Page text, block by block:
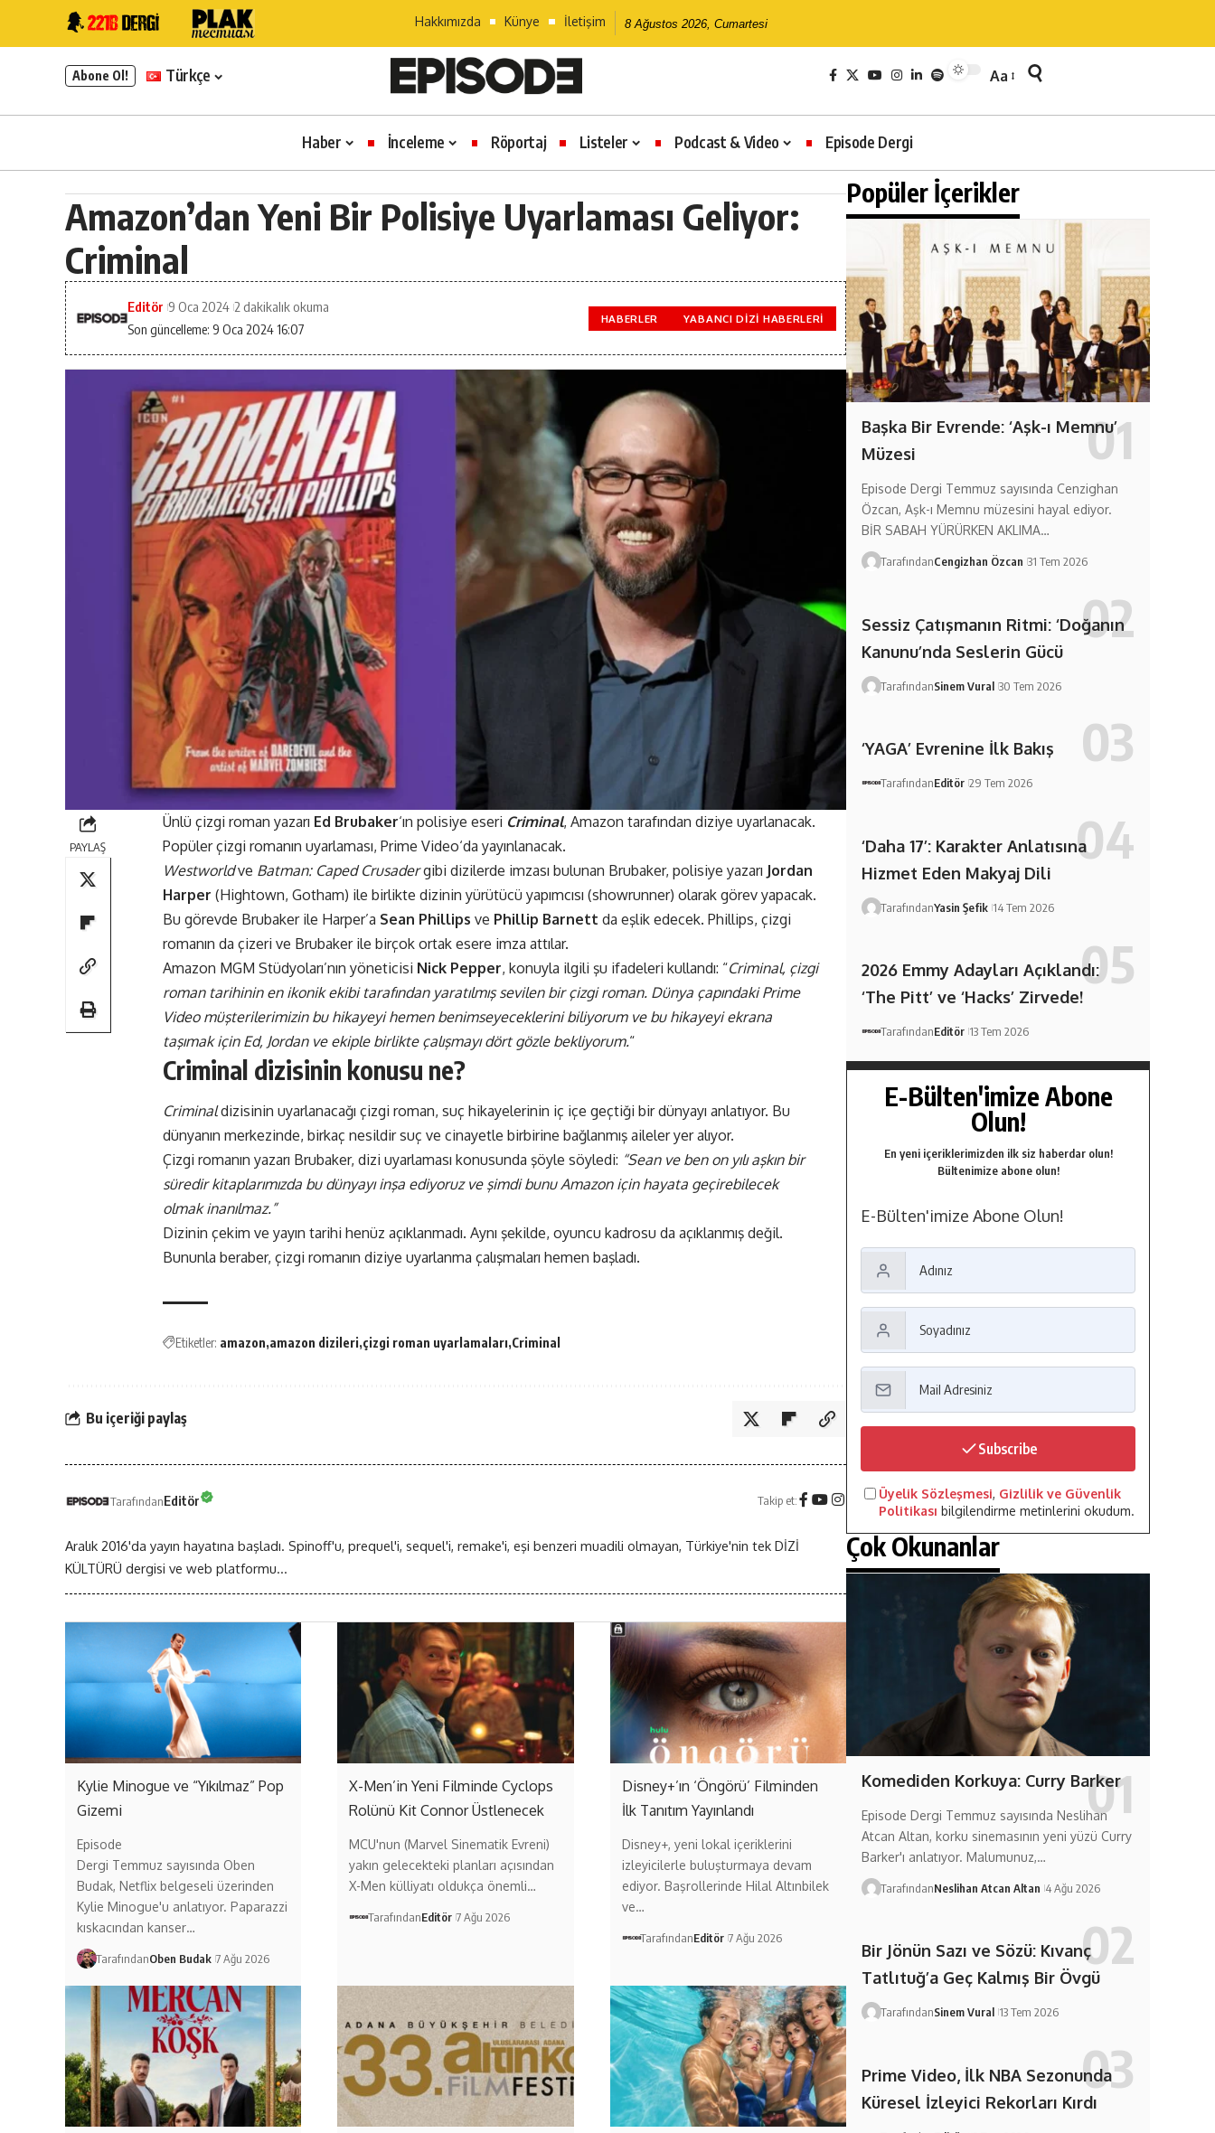
Hakkımızda Künye İletişim 8 Ağustos 2026, Cumartesi
Abone Ol! Türkçe Aa
Haber İnceleme Röportaj Listeler Podcast & Video Episode Dergi
Amazon’dan Yeni Bir Polisiye Uyarlaması Geliyor:
Criminal
Son güncelleme: 9 Oca 2024 16:07
Editör 9 Oca 2024 2 dakikalık okuma
HABERLER YABANCI DIZI HABERLERI
PAYLAŞ
Ünlü çizgi roman yazarı Ed Brubaker‘ın polisiye eseri Criminal, Amazon tarafından diziye uyarlanacak.
Popüler çizgi romanın uyarlaması, Prime Video‘da yayınlanacak.
Westworldve Batman: Caped Crusadergibi dizilerde imzası bulunan Brubaker, polisiye yazarı Jordan
Harper (Hightown, Gotham) ile birlikte dizinin yürütücü yapımcısı (showrunner) olarak görev yapacak.
Bu görevde Brubaker ile Harper’a Sean Phillips ve Phillip Barnett da eşlik edecek. Phillips, çizgi
romanın da çizeri ve Brubaker ile birçok ortak esere imza attılar.
Amazon MGM Stüdyoları’nın yöneticisi Nick Pepper, konuyla ilgili şu ifadeleri kullandı: “Criminal, çizgi
roman tarihinin en ikonik ekibi tarafından yaratılmış sevilen bir çizgi roman. Dünya çapındaki Prime
Video müşterilerimizin bu hikayeyi hemen benimseyeceklerini biliyorum ve bu hikayeyi ekrana
taşımak için Ed, Jordan ve ekiple birlikte çalışmayı dört gözle bekliyorum.“
Criminal dizisinin konusu ne?
Criminaldizisinin uyarlanacağı çizgi roman, suç hikayelerinin iç içe geçtiği bir dünyayı anlatıyor. Bu
dünyanın merkezinde, birkaç nesildir suç ve cinayetle birbirine bağlanmış aileler yer alıyor.
Çizgi romanın yazarı Brubaker, dizi uyarlaması konusunda şöyle söyledi: “Sean ve ben on yılı aşkın bir
süredir kitaplarımızda bu dünyayı inşa ediyoruz ve şimdi bunu Amazon için hayata geçirebilecek
olmak inanılmaz.”
Dizinin çekim ve yayın tarihi henüz açıklanmadı. Aynı şekilde, oyuncu kadrosu da açıklanmış değil.
Bununla beraber, çizgi romanın diziye uyarlanma çalışmaları hemen başladı.
Etiketler: amazon amazon dizileri çizgi roman uyarlamaları Criminal
Bu içeriği paylaş
TarafındanEditör Takip et:
Aralık 2016'da yayın hayatına başladı. Spinoff'u, prequel'i, sequel'i, remake'i, eşi benzeri muadili olmayan, Türkiye'nin tek DİZİ
KÜLTÜRÜ dergisi ve web platformu...
Kylie Minogue ve “Yıkılmaz” Pop
Gizemi
Episode
Dergi Temmuz sayısında Oben
Budak, Netflix belgeseli üzerinden
Kylie Minogue'u anlatıyor. Paparazzi
kıskacından kanser…
TarafındanOben Budak 7 Ağu 2026
X-Men’in Yeni Filminde Cyclops
Rolünü Kit Connor Üstlenecek
MCU'nun (Marvel Sinematik Evreni)
yakın gelecekteki planları açısından
X-Men külliyatı oldukça önemli…
TarafındanEditör 7 Ağu 2026
Disney+’ın ‘Öngörü’ Filminden
İlk Tanıtım Yayınlandı
Disney+, yeni lokal içeriklerini
izleyicilerle buluşturmaya devam
ediyor. Başrollerinde Hilal Altınbilek
ve…
TarafındanEditör 7 Ağu 2026
Popüler İçerikler
Başka Bir Evrende: ‘Aşk-ı Memnu’
Müzesi
Episode Dergi Temmuz sayısında Cenzighan
Özcan, Aşk-ı Memnu müzesini hayal ediyor.
BİR SABAH YÜRÜRKEN AKLIMA…
TarafındanCengizhan Özcan 31 Tem 2026
Sessiz Çatışmanın Ritmi: ‘Doğanın
Kanunu’nda Seslerin Gücü
TarafındanSinem Vural 30 Tem 2026
‘YAGA’ Evrenine İlk Bakış
TarafındanEditör 29 Tem 2026
‘Daha 17’: Karakter Anlatısına
Hizmet Eden Makyaj Dili
TarafındanYasin Şefik 14 Tem 2026
2026 Emmy Adayları Açıklandı:
‘The Pitt’ ve ‘Hacks’ Zirvede!
TarafındanEditör 13 Tem 2026
E-Bülten'imize Abone
Olun!
En yeni içeriklerimizden ilk siz haberdar olun!
Bültenimize abone olun!
E-Bülten'imize Abone Olun!
Subscribe
Üyelik Sözleşmesi, Gizlilik ve Güvenlik
Politikası bilgilendirme metinlerini okudum.
Çok Okunanlar
Komediden Korkuya: Curry Barker
Episode Dergi Temmuz sayısında Neslihan
Atcan Altan, korku sinemasının yeni yüzü Curry
Barker'ı anlatıyor. Malumunuz,…
TarafındanNeslihan Atcan Altan 4 Ağu 2026
Bir Jönün Sazı ve Sözü: Kıvanç
Tatlıtuğ’a Geç Kalmış Bir Övgü
TarafındanSinem Vural 13 Tem 2026
Prime Video, İlk NBA Sezonunda
Küresel İzleyici Rekorları Kırdı